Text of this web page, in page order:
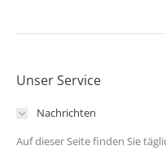
Unser Service
Nachrichten
Auf dieser Seite finden Sie